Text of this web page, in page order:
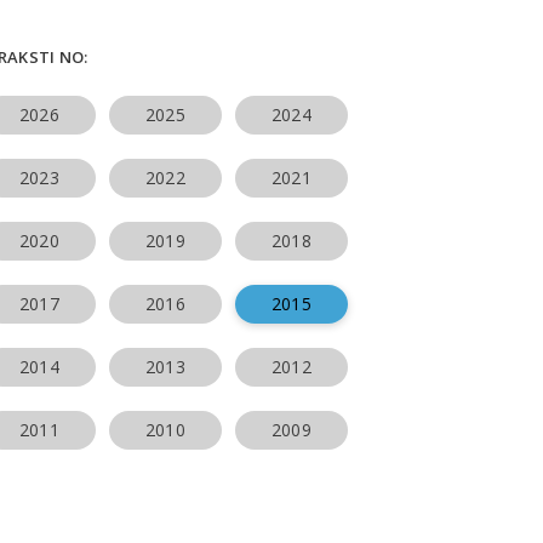
NO:
2026 2025 2024
2023 2022 2021
2020 2019 2018
2017 2016 2015
2014 2013 2012
2011 2010 2009